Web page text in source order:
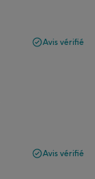
Avis vérifié
Avis vérifié